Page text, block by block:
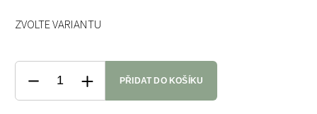
ZVOLTE VARIANTU
PŘIDAT DO KOŠÍKU